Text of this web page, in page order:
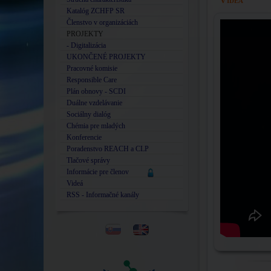
Katalóg ZCHFP SR
Členstvo v organizáciách
PROJEKTY
- Digitalizácia
UKONČENÉ PROJEKTY
Pracovné komisie
Responsible Care
Plán obnovy - SCDI
Duálne vzdelávanie
Sociálny dialóg
Chémia pre mladých
Konferencie
Poradenstvo REACH a CLP
Tlačové správy
Informácie pre členov
Videá
RSS - Informačné kanály